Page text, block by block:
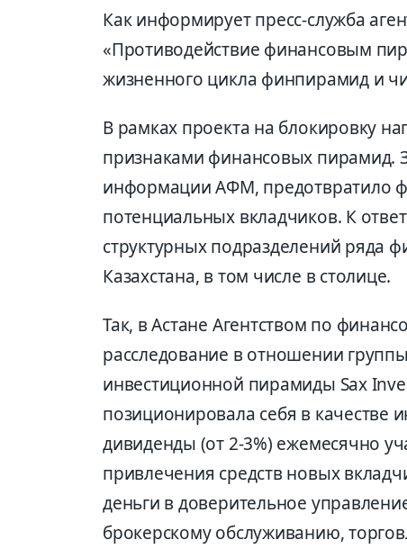
Как информирует пресс-служба
«Противодействие финансовым
жизненного цикла финпирамид и
В рамках проекта на блокировку
признаками финансовых пирамид.
информации АФМ, предотвратило
потенциальных вкладчиков. К
структурных подразделений ряда
Казахстана, в том числе в столице.
Так, в Астане Агентством по
расследование в отношении
инвестиционной пирамиды Sax
позиционировала себя в
дивиденды (от 2-3%) ежемесячно
привлечения средств новых
деньги в доверительное
брокерскому обслуживанию,